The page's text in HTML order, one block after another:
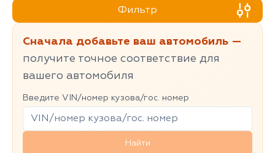
Фильтр
Сначала добавьте ваш автомобиль —
получите точное соответствие для
вашего автомобиля
Введите VIN/номер кузова/гос. номер
Найти